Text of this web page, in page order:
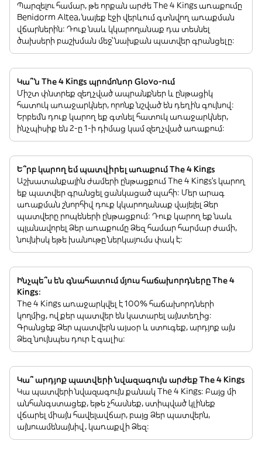
Պարզելու համար, թե որքան արժե The 4 Kings առաքումը
Benidorm Altea, նայեք էջի վերևում գտնվող առաքման
վճարներին: Դուք նաև կկարողանաք դա տեսնել
ծախսերի բաշխման մեջ՝ նախքան պատվեր գրանցելը:
Կա՞ն The 4 Kings պրոմոնոր Glovo-ում
Միշտ փնտրեք զեղչված ապրանքներ և ընթացիկ
հատուկ առաջարկներ, որոնք նշված են դեղին գույնով:
Երբեմն դուք կարող եք գտնել հատուկ առաջարկներ,
ինչպիսիք են 2-ը 1-ի դիմաց կամ զեղչված առաքում:
Ե՞րբ կարող եմ պատվիրել առաքում The 4 Kings
Աշխատանքային ժամերի ընթացքում The 4 Kings’s կարող
եք պատվեր գրանցել ցանկացած պահի: Մեր արագ
առաքման շնորհիվ դուք կկարողանաք վայելել Ձեր
պատվերը րոպեների ընթացքում: Դուք կարող եք նաև
պլանավորել Ձեր առաքումը Ձեզ համար հարմար ժամի,
նույնիսկ եթե խանութը ներկայումս փակ է:
Ինչպե՞ս են գնահատում մյուս հաճախորդները The 4
Kings:
The 4 Kings առաջարկվել է 100% հաճախորդների
կողմից, ովքեր պատվեր են կատարել այնտեղից:
Գրանցեք Ձեր պատվերն այսօր և ստուգեք, արդյոք այն
Ձեզ նույնպես դուր է գալիս:
Կա՞ արդյոք պատվերի նվազագույն արժեք The 4 Kings
Կա պատվերի նվազագույն քանակ The 4 Kings: Բայց մի
անհանգստացեք, եթե չհասնեք, ստիպված կլինեք
վճարել միայն հավելավճար, բայց Ձեր պատվերն,
այնուամենայնիվ, կառաքվի Ձեզ: